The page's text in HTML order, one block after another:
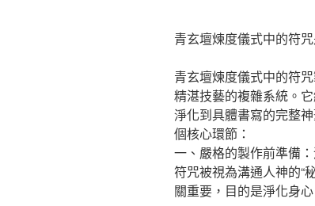
青玄壇煉度儀式中的符
青玄壇煉度儀式中的符
精湛技藝的複雜系統。
淨化到具體書寫的完整
個核心環節：
一、嚴格的製作前準備
符咒被視為溝通人神的“
關重要，目的是淨化身